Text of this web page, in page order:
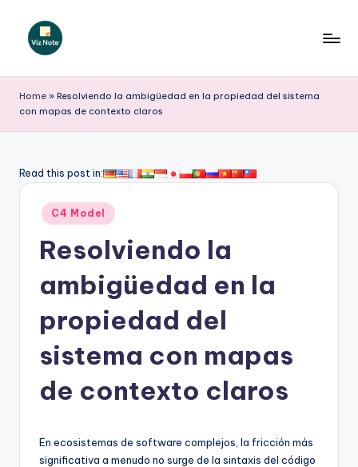
Saltar
iz
N
t
Home » Resolviendo la ambigüedad en la propiedad del sistema
con mapas de contexto claros
Read this post in:
Publicado
en
C4 Model
Resolviendo la
ambigüedad en la
propiedad del
sistema con mapas
de contexto claros
En ecosistemas de software complejos, la fricción más
significativa a menudo no surge de la sintaxis del código